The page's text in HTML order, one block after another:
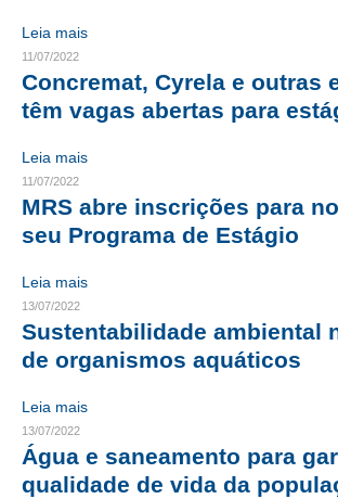
CONTRIBUIÇÃO ASSOCIATIVA OU ANUIDADE DE
CONTRIBUIÇÃO SINDICAL URBANA
REVISÃO DE APOSENTADORIA
FGTS EXPURGOS
FGTS CORREÇÃO
LEGISLAÇÃO
LEI 5.194/1966 – REGULAMENTAÇÃO DA
RES 1.002/2002 – CÓDIGO DE ÉTICA
HOMOLOGAÇÕES
Leia mais
11/07/2022
Concremat, Cyrela e outras
têm vagas abertas para
Leia mais
11/07/2022
MRS abre inscrições para
seu Programa de Estágio
Leia mais
13/07/2022
Sustentabilidade ambiental
de organismos aquáticos
Leia mais
13/07/2022
Água e saneamento para
qualidade de vida da